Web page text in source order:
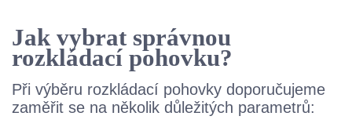
Jak vybrat správnou
rozkládací pohovku?
Při výběru rozkládací pohovky doporučujeme
zaměřit se na několik důležitých parametrů: